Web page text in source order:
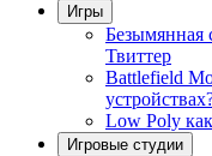
Игры
Безымянная
Твиттер
Battlefield
Low Poly
Игровые студии